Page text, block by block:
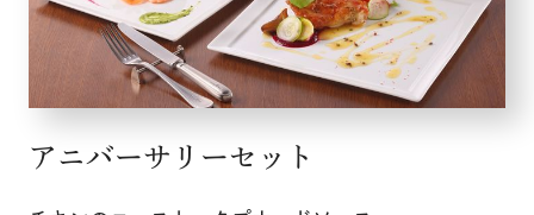
アニバーサリーセット